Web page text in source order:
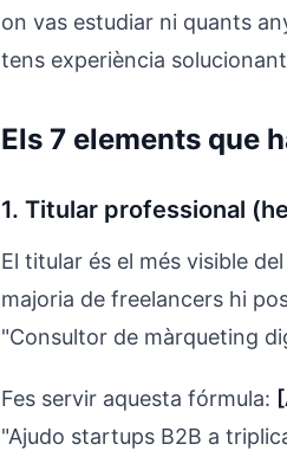
on vas estudiar ni quants
tens experiència
Els 7 elements que
1. Titular professional
El titular és el més visible
majoria de freelancers hi
"Consultor de màrqueting
Fes servir aquesta fórmula:
"Ajudo startups B2B a